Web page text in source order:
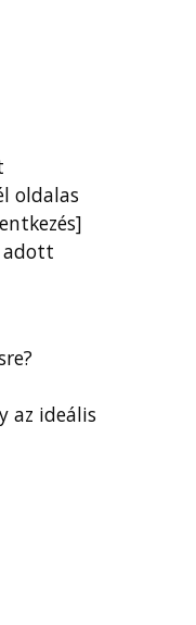
oldalas
adott
az ideális